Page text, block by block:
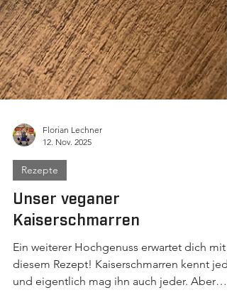
12. Nov. 2025
Rezepte
Unser veganer
Kaiserschmarren
Ein weiterer Hochgenuss erwartet dich mit
diesem Rezept! Kaiserschmarren kennt